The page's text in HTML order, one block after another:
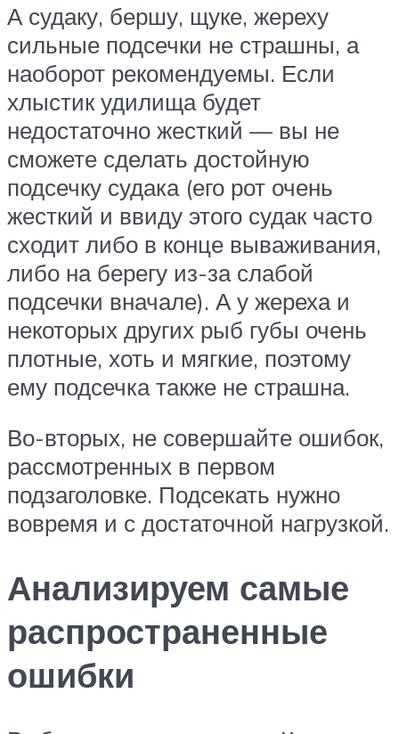
А судаку, бершу, щуке, жереху
сильные подсечки не страшны, а
наоборот рекомендуемы. Если
хлыстик удилища будет
недостаточно жесткий — вы не
сможете сделать достойную
подсечку судака (его рот очень
жесткий и ввиду этого судак часто
сходит либо в конце вываживания,
либо на берегу из-за слабой
подсечки вначале). А у жереха и
некоторых других рыб губы очень
плотные, хоть и мягкие, поэтому
ему подсечка также не страшна.
Во-вторых, не совершайте ошибок,
рассмотренных в первом
подзаголовке. Подсекать нужно
вовремя и с достаточной нагрузкой.
Анализируем самые
распространенные
ошибки